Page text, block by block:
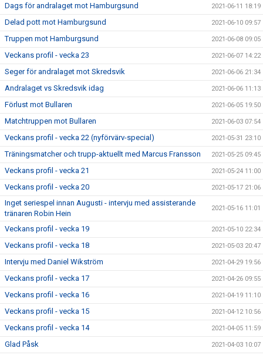
Dags för andralaget mot Hamburgsund 2021-06-11 18:19
Delad pott mot Hamburgsund 2021-06-10 09:57
Truppen mot Hamburgsund 2021-06-08 09:05
Veckans profil - vecka 23 2021-06-07 14:22
Seger för andralaget mot Skredsvik 2021-06-06 21:34
Andralaget vs Skredsvik idag 2021-06-06 11:13
Förlust mot Bullaren 2021-06-05 19:50
Matchtruppen mot Bullaren 2021-06-03 07:54
Veckans profil - vecka 22 (nyförvärv-special) 2021-05-31 23:10
Träningsmatcher och trupp-aktuellt med Marcus Fransson 2021-05-25 09:45
Veckans profil - vecka 21 2021-05-24 11:00
Veckans profil - vecka 20 2021-05-17 21:06
Inget seriespel innan Augusti - intervju med assisterande
tränaren Robin Hein
2021-05-16 11:01
Veckans profil - vecka 19 2021-05-10 22:34
Veckans profil - vecka 18 2021-05-03 20:47
Intervju med Daniel Wikström 2021-04-29 19:56
Veckans profil - vecka 17 2021-04-26 09:55
Veckans profil - vecka 16 2021-04-19 11:10
Veckans profil - vecka 15 2021-04-12 10:56
Veckans profil - vecka 14 2021-04-05 11:59
Glad Påsk 2021-04-03 10:07